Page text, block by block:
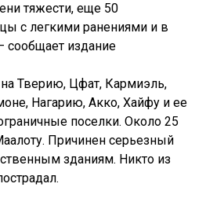
тяжести, еще 50
с легкими ранениями и в
сообщает издание
Тверию, Цфат, Кармиэль,
Нагарию, Акко, Хайфу и ее
поселки. Около 25
Причинен серьезный
зданиям. Никто из